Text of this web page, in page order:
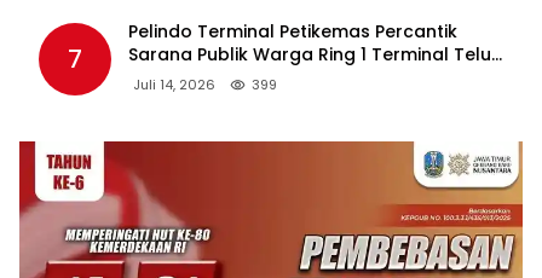
7
Pelindo Terminal Petikemas Percantik
Sarana Publik Warga Ring 1 Terminal Teluk
Lamong Lewat Program TJSL
Juli 14, 2026 399